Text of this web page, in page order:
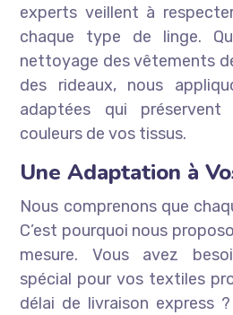
experts veillent à
chaque type de linge.
nettoyage des vêtements
des rideaux, nous
adaptées qui
couleurs de vos tissus.
Une Adaptation à
Nous comprenons que
C’est pourquoi nous
mesure. Vous avez
spécial pour vos textiles
délai de livraison express